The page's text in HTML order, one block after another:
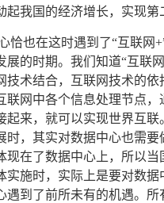
起我国的经济增长，实现第
也在这时遇到了“互联网
展的时期。我们知道“互联
技术结合，互联网技术的依
联网中各个信息处理节点，
起来，就可以实现世界互联
时，其实对数据中心也需要
现在了数据中心上，所以当
实施时，实际上是要对数
遇到了前所未有的机遇。所